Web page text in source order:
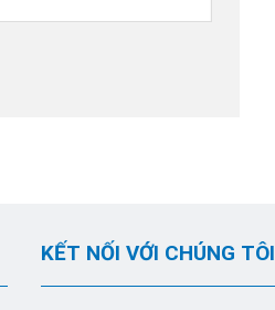
KẾT NỐI VỚI CHÚNG TÔI